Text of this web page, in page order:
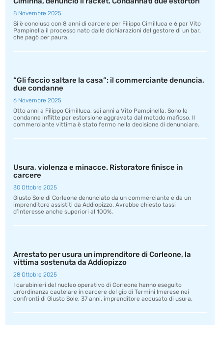
8 Novembre 2025
Si è concluso con 8 anni di carcere per Filippo Cimilluca e 6 per Vito
Pampinella il processo nato dalle dichiarazioni del gestore di un bar,
che pagò per paura.
“Gli faccio saltare la casa”: il commerciante denuncia,
due condanne
6 Novembre 2025
Otto anni a Filippo Cimilluca, sei anni a Vito Pampinella. Sono le
condanne inflitte per estorsione aggravata dal metodo mafioso. Il
commerciante vittima è stato fermo nella decisione di denunciare.
Usura, violenza e minacce. Ristoratore finisce in
carcere
30 Ottobre 2025
Giusto Sole di Corleone denunciato da un commerciante e da un
imprenditore assistiti da Addiopizzo. Avrebbe chiesto tassi
d’interesse anche superiori al 100%.
Arrestato per usura un imprenditore di Corleone, la
vittima sostenuta da Addiopizzo
28 Ottobre 2025
I carabinieri del nucleo operativo di Corleone hanno eseguito
un’ordinanza cautelare in carcere del gip di Termini Imerese nei
confronti di Giusto Sole, 37 anni, imprenditore accusato di usura.